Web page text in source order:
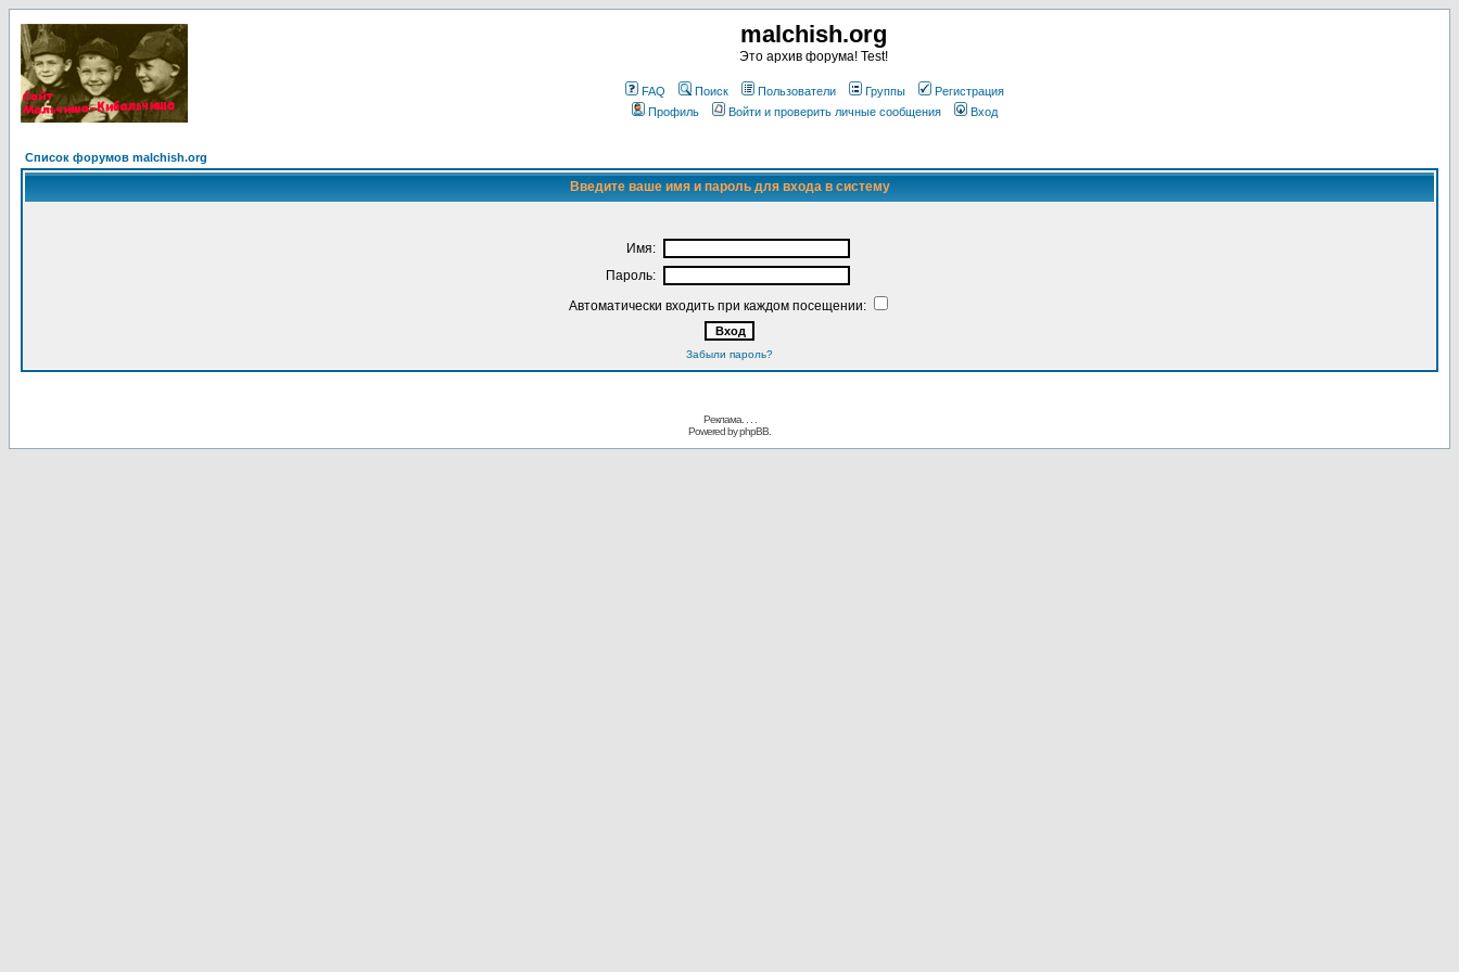
malchish.org
Это архив форума! Test!
FAQ Поиск Пользователи Группы
Регистрация
Профиль
Войти и проверить личные сообщения Вход
Список форумов malchish.org
Введите ваше имя и пароль для входа в систему
Имя:
Пароль:
Автоматически входить при каждом посещении:
Забыли пароль?
Реклама. . .
Powered byphpBB.